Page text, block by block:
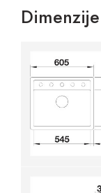
Dimenzije